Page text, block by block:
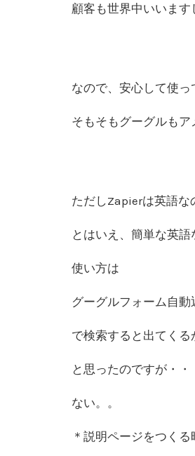
顧客も世界中いいます
なので、安心して使っ
そもそもグーグルもア
ただしZapierは英語な
とはいえ、簡単な英語
使い方は
グーグルフォーム自
で検索すると出てくる
と思ったのですが・・
ない。。
＊説明ページをつく